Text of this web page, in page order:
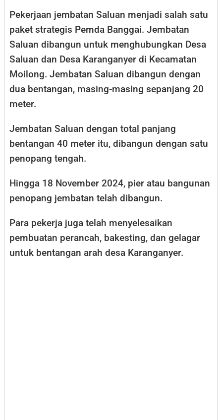
Pekerjaan jembatan Saluan menjadi salah satu
paket strategis Pemda Banggai. Jembatan
Saluan dibangun untuk menghubungkan Desa
Saluan dan Desa Karanganyer di Kecamatan
Moilong. Jembatan Saluan dibangun dengan
dua bentangan, masing-masing sepanjang 20
meter.
Jembatan Saluan dengan total panjang
bentangan 40 meter itu, dibangun dengan satu
penopang tengah.
Hingga 18 November 2024, pier atau bangunan
penopang jembatan telah dibangun.
Para pekerja juga telah menyelesaikan
pembuatan perancah, bakesting, dan gelagar
untuk bentangan arah desa Karanganyer.